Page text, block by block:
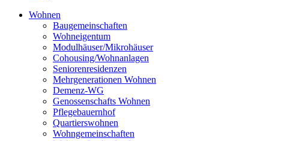
Wohnen
Baugemeinschaften
Wohneigentum
Modulhäuser/Mikrohäuser
Cohousing/Wohnanlagen
Seniorenresidenzen
Mehrgenerationen Wohnen
Demenz-WG
Genossenschafts Wohnen
Pflegebauernhof
Quartierswohnen
Wohngemeinschaften